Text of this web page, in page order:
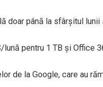
doar până la sfârşitul
pentru 1 TB şi Office
de la Google, care au